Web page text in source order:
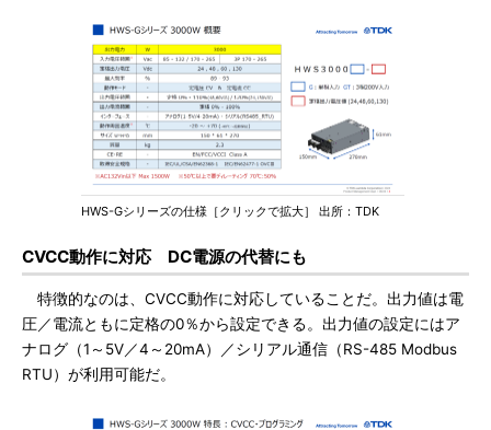
HWS-Gシリーズの仕様［クリックで拡大］ 出所：TDK
CVCC動作に対応 DC電源の代替にも
特徴的なのは、CVCC動作に対応していることだ。出力値は電
圧／電流ともに定格の0％から設定できる。出力値の設定にはア
ナログ（1～5V／4～20mA）／シリアル通信（RS-485 Modbus
RTU）が利用可能だ。